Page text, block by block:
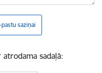
saziņai
sadaļā: